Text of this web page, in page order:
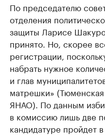
По председателю
отделения
защиты Ларисе
принято. Но, скорее
регистрации,
набрать нужное
и глав
матрешки»
ЯНАО). По данным
в комиссию лишь две
кандидатуре пройдет в